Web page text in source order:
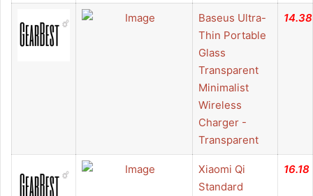
Baseus Ultra-
Thin Portable
Glass
Transparent
Minimalist
Wireless
Charger -
Transparent
14.38
Xiaomi Qi
Standard
16.18